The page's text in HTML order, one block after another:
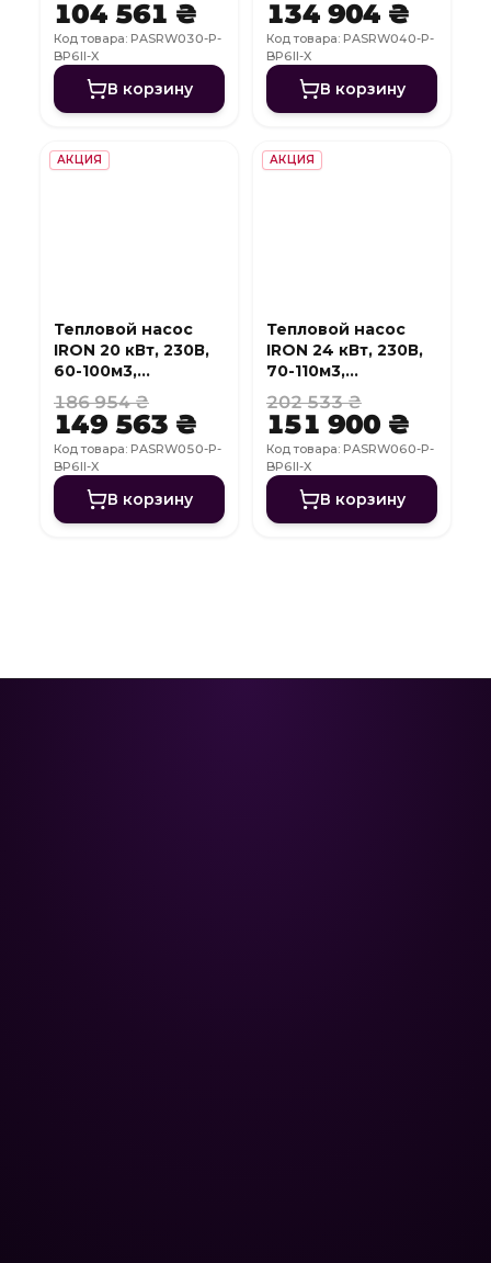
104 561 ₴
Код товара: PASRW030-P-
BP6II-X
В корзину
134 904 ₴
Код товара: PASRW040-P-
BP6II-X
В корзину
АКЦИЯ
Тепловой насос
IRON 20 кВт, 230В,
60-100м3,
инвертер, с
охлаждением, WI-
FI
186 954 ₴
149 563 ₴
Код товара: PASRW050-P-
BP6II-X
В корзину
АКЦИЯ
Тепловой насос
IRON 24 кВт, 230В,
70-110м3,
инвертер, с
охлаждением, WI-
FI
202 533 ₴
151 900 ₴
Код товара: PASRW060-P-
BP6II-X
В корзину